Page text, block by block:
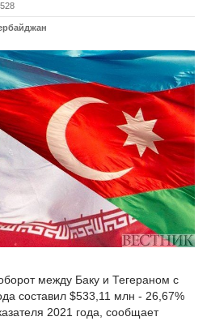
528
между Баку и Тегераном с
составил $533,11 млн - 26,67%
2021 года, сообщает